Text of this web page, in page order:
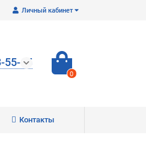
Личный кабинет
55-65
0
Контакты